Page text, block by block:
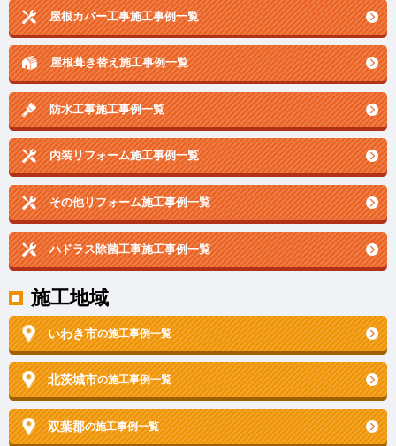
屋根カバー工事施工事例一覧
屋根葺き替え施工事例一覧
防水工事施工事例一覧
内装リフォーム施工事例一覧
その他リフォーム施工事例一覧
ハドラス除菌工事施工事例一覧
施工地域
いわき市の施工事例一覧
北茨城市の施工事例一覧
双葉郡の施工事例一覧